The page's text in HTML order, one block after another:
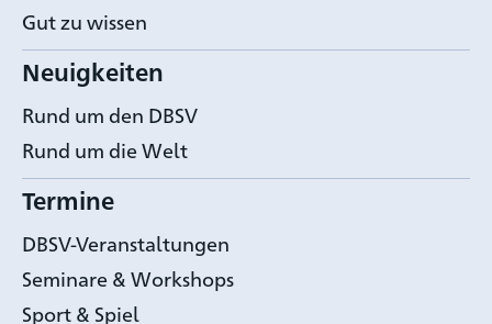
Gut zu wissen
Neuigkeiten
Rund um den DBSV
Rund um die Welt
Termine
DBSV-Veranstaltungen
Seminare & Workshops
Sport & Spiel